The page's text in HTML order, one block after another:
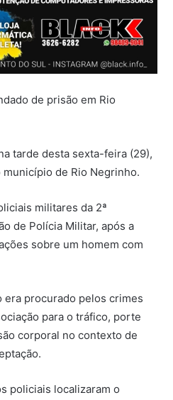
de prisão em Rio
tarde desta sexta-feira (29),
de Rio Negrinho.
militares da 2ª
de Polícia Militar, após a
sobre um homem com
era procurado pelos crimes
para o tráfico, porte
corporal no contexto de
policiais localizaram o